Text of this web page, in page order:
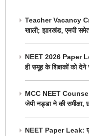
Teacher Vacancy
खाली; झारखंड, एमपी
NEET 2026 Paper
ही समूह के शिक्षकों को
MCC NEET
जेपी नड्डा ने की
NEET Paper Leak: